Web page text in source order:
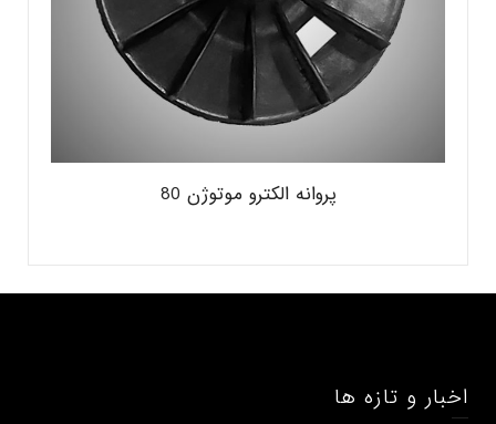
پروانه الکترو موتوژن 80
اخبار و تازه ها